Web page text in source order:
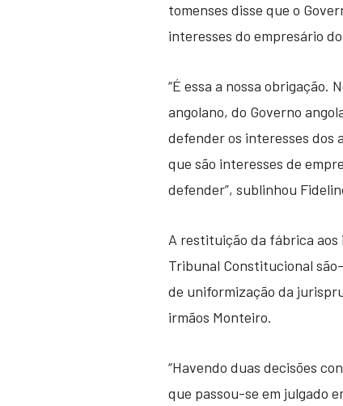
tomenses disse que o
interesses do empresário
“É essa a nossa obrigação.
angolano, do Governo
defender os interesses dos
que são interesses de
defender”, sublinhou
A restituição da fábrica aos
Tribunal Constitucional
de uniformização da
irmãos Monteiro.
“Havendo duas decisões
que passou-se em julgado